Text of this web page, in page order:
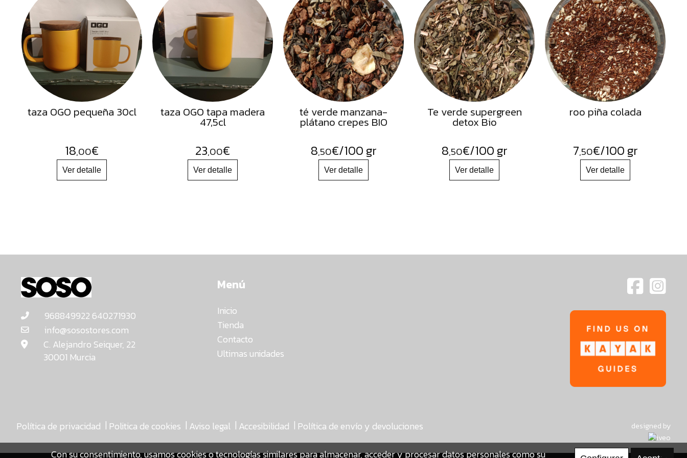
Frutos
Secos
Sal
Hierbas
Harinas
Accesorios
Alimentos
taza OGO pequeña 30cl
18,00€
taza OGO tapa madera
47,5cl
23,00€
té verde manzana-
plátano crepes BIO
8,50€/100 gr
Te verde supergreen
detox Bio
8,50€/100 gr
roo piña colada
7,50€/100 gr
968849922 640271930
info@sosostores.com
C. Alejandro Seiquer, 22
30001 Murcia
Menú
Inicio
Tienda
Contacto
Ultimas unidades
Política de privacidad | Politica de cookies | Aviso legal | Accesibilidad | Política de envío y devoluciones designed by
Con su consentimiento, usamos cookies o tecnologías similares para almacenar, acceder y procesar datos personales como su